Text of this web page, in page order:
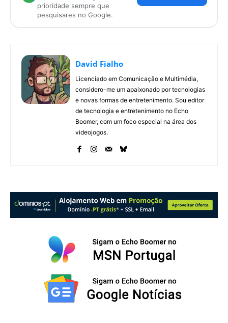
prioridade sempre que
pesquisares no Google.
David Fialho
Licenciado em Comunicação e Multimédia,
considero-me um apaixonado por tecnologias
e novas formas de entretenimento. Sou editor
de tecnologia e entretenimento no Echo
Boomer, com um foco especial na área dos
videojogos.